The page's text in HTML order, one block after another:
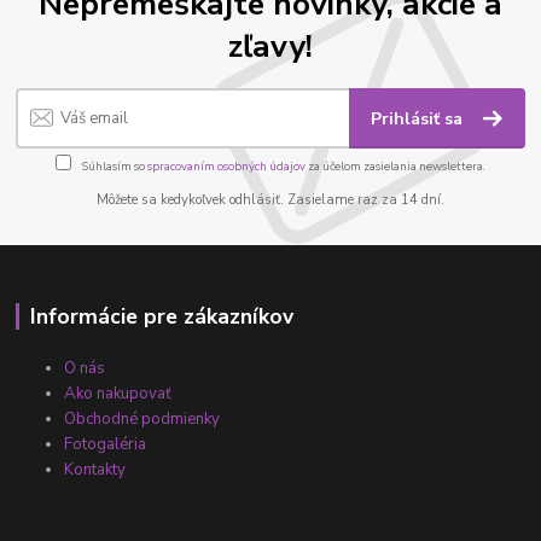
zľavy!
Prihlásiť sa
Súhlasím sospracovaním osobných údajov za účelom zasielania newslettera.
Môžete sa kedykoľvek odhlásiť. Zasielame raz za 14 dní.
Informácie pre zákazníkov
O nás
Ako nakupovať
Obchodné podmienky
Fotogaléria
Kontakty